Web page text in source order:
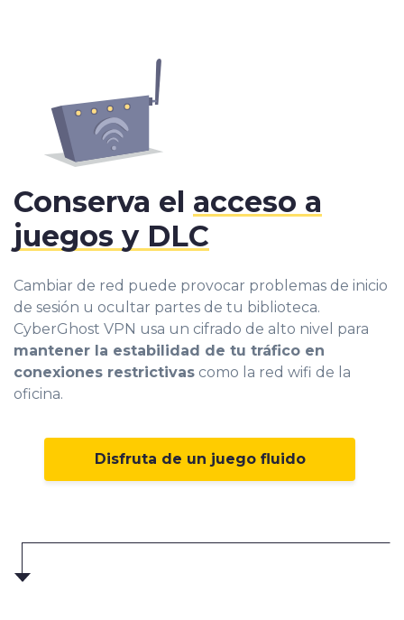
Cambiar de red puede provocar problemas de inicio
de sesión u ocultar partes de tu biblioteca.
CyberGhost VPN usa un cifrado de alto nivel para
mantener la estabilidad de tu tráfico en
conexiones restrictivas como la red wifi de la
oficina.
Disfruta de un juego fluido
Conserva el acceso a
juegos y DLC